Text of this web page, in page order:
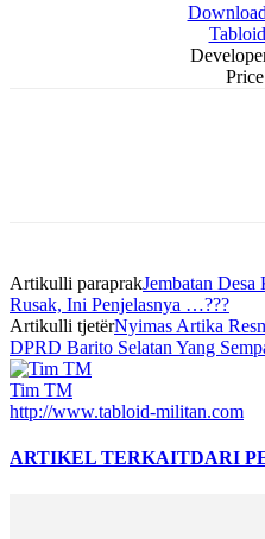
Download
Artikulli paraprakJembatan
Rusak, Ini Penjelasnya …???
Artikulli tjetërNyimas Artika
DPRD Barito Selatan Yang
Tim TM
http://www.tabloid-militan.com
ARTIKEL TERKAITDARI